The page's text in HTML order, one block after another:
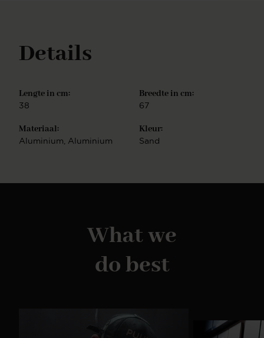
Details
Lengte in cm:
38
Breedte in cm:
67
Materiaal:
Aluminium , Aluminium
Kleur:
Sand
What we
do best